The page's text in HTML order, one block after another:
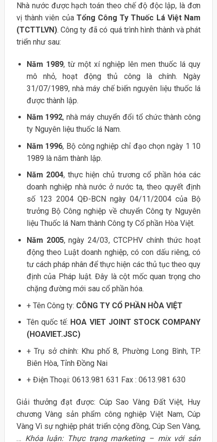
Nhà nước được hạch toán theo chế độ độc lập, là đơn
vị thành viên của Tổng Công Ty Thuốc Lá Việt Nam
(TCTTLVN). Công ty đã có quá trình hình thành và phát
triển như sau:
Năm 1989, từ một xí nghiệp lên men thuốc lá quy
mô nhỏ, hoạt động thủ công là chính. Ngày
31/07/1989, nhà máy chế biến nguyên liệu thuốc lá
được thành lập.
Năm 1992, nhà máy chuyển đổi tổ chức thành công
ty Nguyên liệu thuốc lá Nam.
Năm 1996, Bộ công nghiệp chỉ đạo chọn ngày 1 10
1989 là năm thành lập.
Năm 2004, thực hiện chủ trương cổ phần hóa các
doanh nghiệp nhà nước ở nước ta, theo quyết định
số 123 2004 QĐ-BCN ngày 04/11/2004 của Bộ
trưởng Bộ Công nghiệp về chuyển Công ty Nguyên
liệu Thuốc lá Nam thành Công ty Cổ phần Hòa Việt.
Năm 2005, ngày 24/03, CTCPHV chính thức hoạt
động theo Luật doanh nghiệp, có con dấu riêng, có
tư cách pháp nhân để thực hiện các thủ tục theo quy
định của Pháp luật. Đây là cột mốc quan trọng cho
chặng đường mới sau cổ phần hóa.
+ Tên Công ty: CÔNG TY CỔ PHẦN HÒA VIỆT
Tên quốc tế: HOA VIET JOINT STOCK COMPANY
(HOAVIET.JSC)
+ Trụ sở chính: Khu phố 8, Phường Long Bình, TP.
Biên Hòa, Tỉnh Đồng Nai
+ Điện Thoại: 0613.981 631 Fax : 0613.981 630
Giải thưởng đạt được: Cúp Sao Vàng Đất Việt, Huy
chương Vàng sản phẩm công nghiệp Việt Nam, Cúp
Vàng Vì sự nghiệp phát triển cộng đồng, Cúp Sen Vàng,
… Khóa luận: Thực trạng marketing – mix với sản